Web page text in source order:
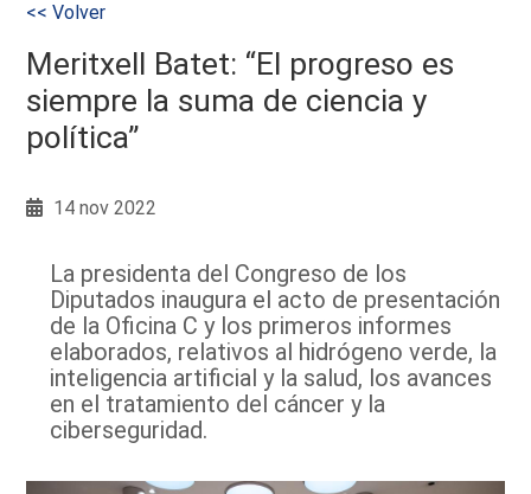
<< Volver
Meritxell Batet: “El progreso es
siempre la suma de ciencia y
política”
14 nov 2022
La presidenta del Congreso de los
Diputados inaugura el acto de presentación
de la Oficina C y los primeros informes
elaborados, relativos al hidrógeno verde, la
inteligencia artificial y la salud, los avances
en el tratamiento del cáncer y la
ciberseguridad.